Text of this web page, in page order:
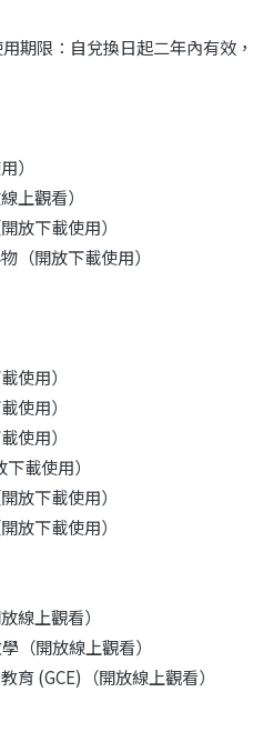
用期限：自兌換日起二年內有效，
）
上觀看）
放下載使用）
（開放下載使用）
使用）
使用）
使用）
載使用）
放下載使用）
放下載使用）
線上觀看）
（開放線上觀看）
育 (GCE)（開放線上觀看）